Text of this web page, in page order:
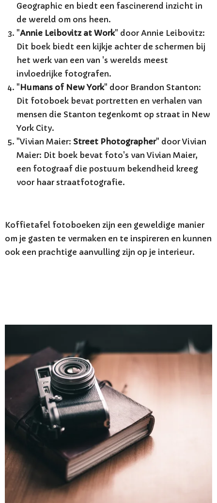
Geographic en biedt een fascinerend inzicht in
de wereld om ons heen.
"Annie Leibovitz at Work" door Annie Leibovitz:
Dit boek biedt een kijkje achter de schermen bij
het werk van een van 's werelds meest
invloedrijke fotografen.
"Humans of New York" door Brandon Stanton:
Dit fotoboek bevat portretten en verhalen van
mensen die Stanton tegenkomt op straat in New
York City.
"Vivian Maier: Street Photographer" door Vivian
Maier: Dit boek bevat foto's van Vivian Maier,
een fotograaf die postuum bekendheid kreeg
voor haar straatfotografie.
Koffietafel fotoboeken zijn een geweldige manier
om je gasten te vermaken en te inspireren en kunnen
ook een prachtige aanvulling zijn op je interieur.